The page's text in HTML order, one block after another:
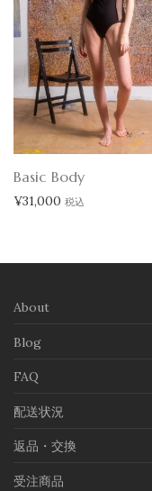
Basic Body
¥31,000 税込
About
Blog
FAQ
配送状況
返品・交換
受注商品